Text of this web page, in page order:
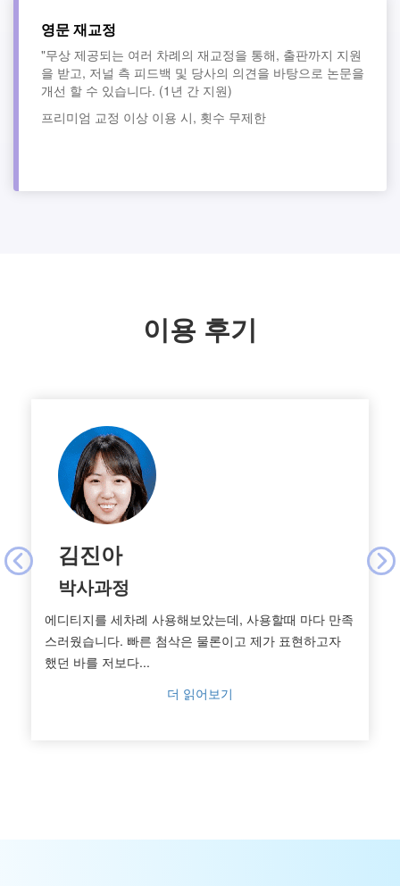
영문 재교정
"무상 제공되는 여러 차례의 재교정을 통해, 출판까지 지원
을 받고, 저널 측 피드백 및 당사의 의견을 바탕으로 논문을
개선 할 수 있습니다. (1년 간 지원)
프리미엄 교정 이상 이용 시, 횟수 무제한
이용 후기
김진아
박사과정
에디티지를 세차례 사용해보았는데, 사용할때 마다 만족
스러웠습니다. 빠른 첨삭은 물론이고 제가 표현하고자
했던 바를 저보다...
더 읽어보기